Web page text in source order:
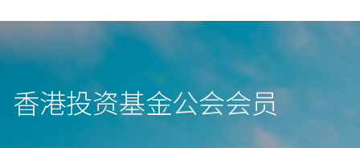
香港投资基金公会会⁠员